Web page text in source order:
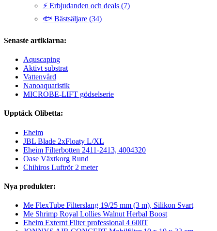
⚡ Erbjudanden och deals (7)
🐟 Bästsäljare (34)
Senaste artiklarna:
Aquscaping
Aktivt substrat
Vattenvård
Nanoaquaristik
MICROBE-LIFT gödselserie
Upptäck Olibetta:
Eheim
JBL Blade 2xFloaty L/XL
Eheim Filterbotten 2411-2413, 4004320
Oase Växtkorg Rund
Chihiros Luftrör 2 meter
Nya produkter:
Me FlexTube Filterslang 19/25 mm (3 m), Silikon Svart
Me Shrimp Royal Lollies Walnut Herbal Boost
Eheim Externt Filter professional 4 600T